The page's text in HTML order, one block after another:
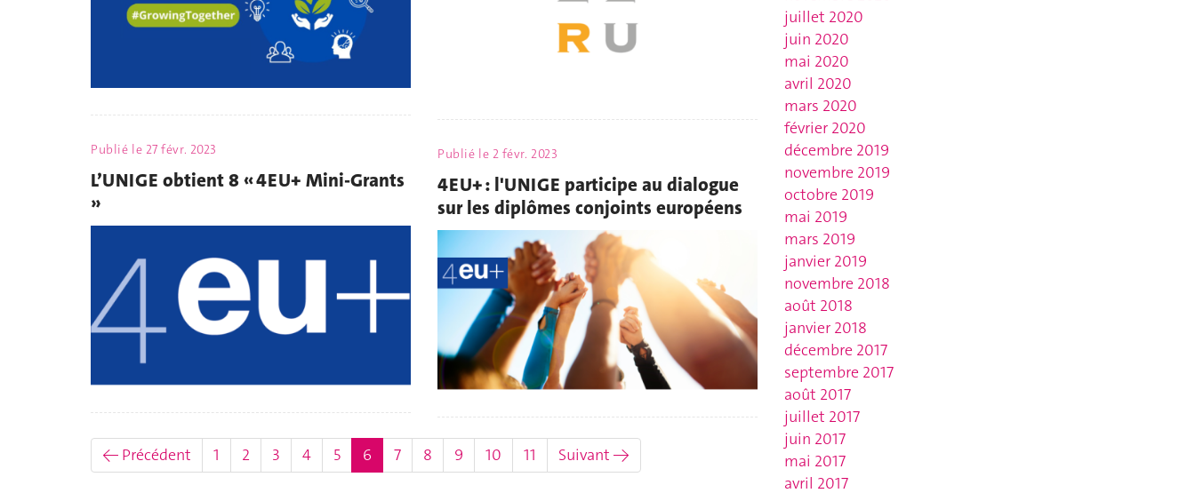
Publié le 27 févr. 2023
L’UNIGE obtient 8 « 4EU+ Mini-Grants
»
Publié le 2 févr. 2023
4EU+ : l'UNIGE participe au dialogue
sur les diplômes conjoints européens
← Précédent 1 2 3 4 5 6 (actuel)
7 8 9 10 11 Suivant →
juillet 2020
juin 2020
mai 2020
avril 2020
mars 2020
février 2020
décembre 2019
novembre 2019
octobre 2019
mai 2019
mars 2019
janvier 2019
novembre 2018
août 2018
janvier 2018
décembre 2017
septembre 2017
août 2017
juillet 2017
juin 2017
mai 2017
avril 2017